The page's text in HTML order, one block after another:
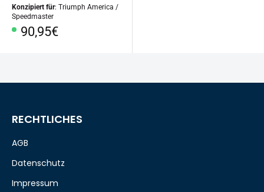
Konzipiert für: Triumph America /
Speedmaster
Sonderpreis
90,95€
RECHTLICHES
AGB
Datenschutz
Impressum